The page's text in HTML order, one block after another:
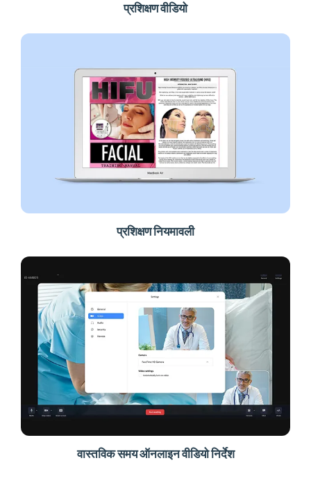
प्रशिक्षण वीडियो
प्रशिक्षण नियमावली
वास्तविक समय ऑनलाइन वीडियो निर्देश